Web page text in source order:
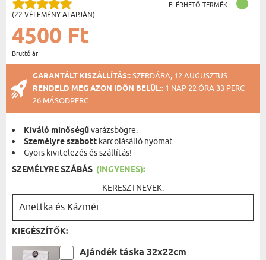
(22 VÉLEMÉNY ALAPJÁN)
ELÉRHETŐ TERMÉK
4500 Ft
Bruttó ár
GARANTÁLT KISZÁLLÍTÁS::SZERDÁRA, 12 AUGUSZTUS
RENDELD MEG AZON IDŐN BELÜL:: 1 NAP 22 ÓRA 33 PERC
26 MÁSODPERC
Kiváló minőségűvarázsbögre.
Személyre szabott karcolásálló nyomat.
Gyors kivitelezés és szállítás!
SZEMÉLYRE SZÁBÁS (INGYENES):
KERESZTNEVEK:
KIEGÉSZÍTŐK:
Ajándék táska 32x22cm